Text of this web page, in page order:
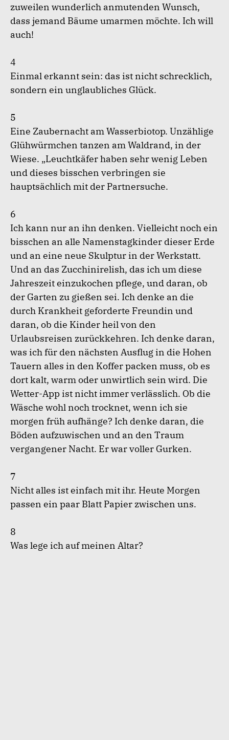
zuweilen wunderlich anmutenden Wunsch,
dass jemand Bäume umarmen möchte. Ich will
auch!
4
Einmal erkannt sein: das ist nicht schrecklich,
sondern ein unglaubliches Glück.
5
Eine Zaubernacht am Wasserbiotop. Unzählige
Glühwürmchen tanzen am Waldrand, in der
Wiese. „Leuchtkäfer haben sehr wenig Leben
und dieses bisschen verbringen sie
hauptsächlich mit der Partnersuche.
6
Ich kann nur an ihn denken. Vielleicht noch ein
bisschen an alle Namenstagkinder dieser Erde
und an eine neue Skulptur in der Werkstatt.
Und an das Zucchinirelish, das ich um diese
Jahreszeit einzukochen pflege, und daran, ob
der Garten zu gießen sei. Ich denke an die
durch Krankheit geforderte Freundin und
daran, ob die Kinder heil von den
Urlaubsreisen zurückkehren. Ich denke daran,
was ich für den nächsten Ausflug in die Hohen
Tauern alles in den Koffer packen muss, ob es
dort kalt, warm oder unwirtlich sein wird. Die
Wetter-App ist nicht immer verlässlich. Ob die
Wäsche wohl noch trocknet, wenn ich sie
morgen früh aufhänge? Ich denke daran, die
Böden aufzuwischen und an den Traum
vergangener Nacht. Er war voller Gurken.
7
Nicht alles ist einfach mit ihr. Heute Morgen
passen ein paar Blatt Papier zwischen uns.
8
Was lege ich auf meinen Altar?